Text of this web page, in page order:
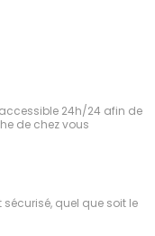
24h/24 afin de
de chez vous
quel que soit le